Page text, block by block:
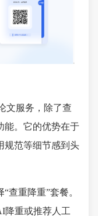
文服务，除了查
能。它的优势在于
规范等细节感到头
查重降重”套餐。
降重或推荐人工